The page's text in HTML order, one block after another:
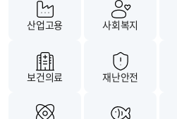
산업고용 사회복지
보건의료 재난안전